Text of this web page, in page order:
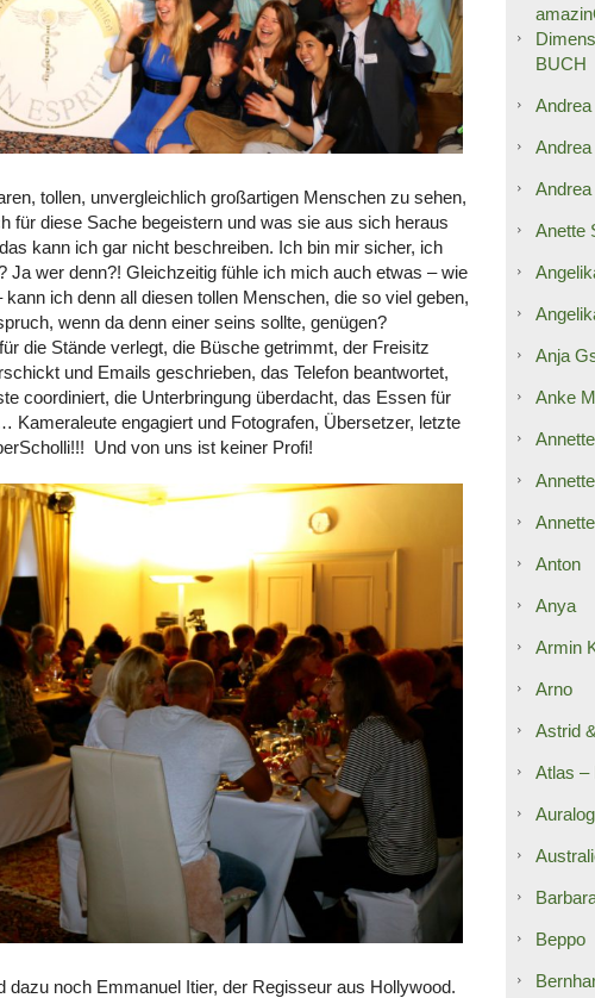
tollen, unvergleichlich großartigen Menschen zu sehen,
für diese Sache begeistern und was sie aus sich heraus
kann ich gar nicht beschreiben. Ich bin mir sicher, ich
wer denn?! Gleichzeitig fühle ich mich auch etwas – wie
ich denn all diesen tollen Menschen, die so viel geben,
wenn da denn einer seins sollte, genügen?
die Stände verlegt, die Büsche getrimmt, der Freisitz
und Emails geschrieben, das Telefon beantwortet,
coordiniert, die Unterbringung überdacht, das Essen für
engagiert und Fotografen, Übersetzer, letzte
Und von uns ist keiner Profi!
noch Emmanuel Itier, der Regisseur aus Hollywood.
BUCH
Andrea
Andrea
Andrea
Anette
Anja
Anke
Anton
Anya
Armin
Arno
Astrid
Atlas –
Beppo